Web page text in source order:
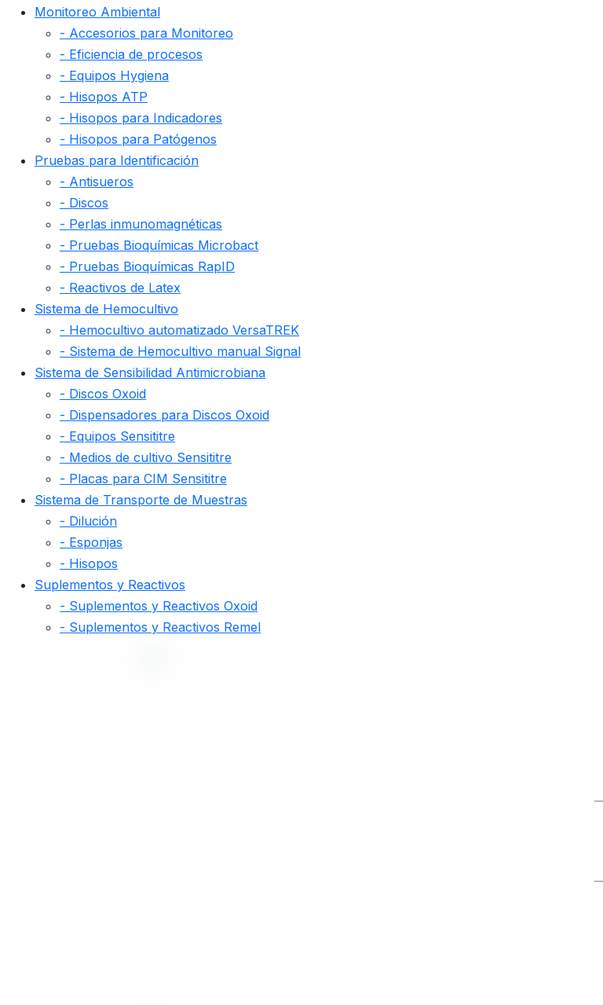
Monitoreo Ambiental
- Accesorios para Monitoreo
- Eficiencia de procesos
- Equipos Hygiena
- Hisopos ATP
- Hisopos para Indicadores
- Hisopos para Patógenos
Pruebas para Identificación
- Antisueros
- Discos
- Perlas inmunomagnéticas
- Pruebas Bioquímicas Microbact
- Pruebas Bioquímicas RapID
- Reactivos de Latex
Sistema de Hemocultivo
- Hemocultivo automatizado VersaTREK
- Sistema de Hemocultivo manual Signal
Sistema de Sensibilidad Antimicrobiana
- Discos Oxoid
- Dispensadores para Discos Oxoid
- Equipos Sensititre
- Medios de cultivo Sensititre
- Placas para CIM Sensititre
Sistema de Transporte de Muestras
- Dilución
- Esponjas
- Hisopos
Suplementos y Reactivos
- Suplementos y Reactivos Oxoid
- Suplementos y Reactivos Remel